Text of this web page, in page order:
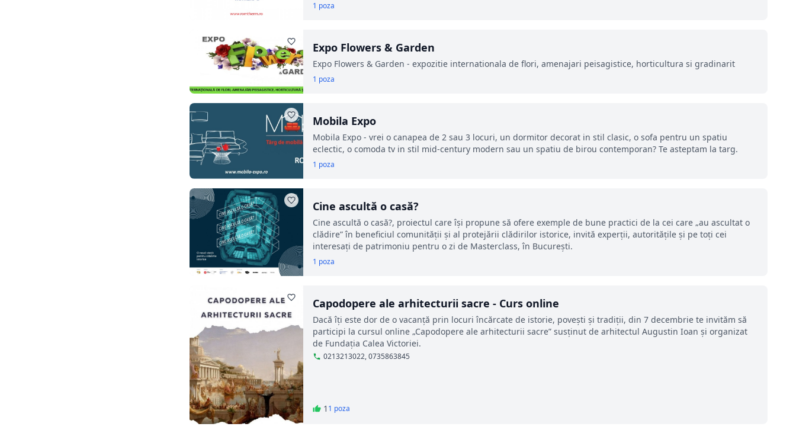
1 poza
Expo Flowers & Garden
Expo Flowers & Garden - expozitie internationala de flori, amenajari peisagistice, horticultura si gradinarit
1 poza
Mobila Expo
Mobila Expo - vrei o canapea de 2 sau 3 locuri, un dormitor decorat in stil clasic, o sofa pentru un spatiu
eclectic, o comoda tv in stil mid-century modern sau un spatiu de birou contemporan? Te asteptam la targ.
1 poza
Cine ascultă o casă?
Cine ascultă o casă?, proiectul care își propune să ofere exemple de bune practici de la cei care „au ascultat o
clădire” în beneficiul comunității și al protejării clădirilor istorice, invită experții, autoritățile și pe toți cei
interesați de patrimoniu pentru o zi de Masterclass, în București.
1 poza
Capodopere ale arhitecturii sacre - Curs online
Dacă îți este dor de o vacanță prin locuri încărcate de istorie, povești și tradiții, din 7 decembrie te invităm să
participi la cursul online „Capodopere ale arhitecturii sacre” susținut de arhitectul Augustin Ioan și organizat
de Fundația Calea Victoriei.
0213213022, 0735863845
1 1 poza